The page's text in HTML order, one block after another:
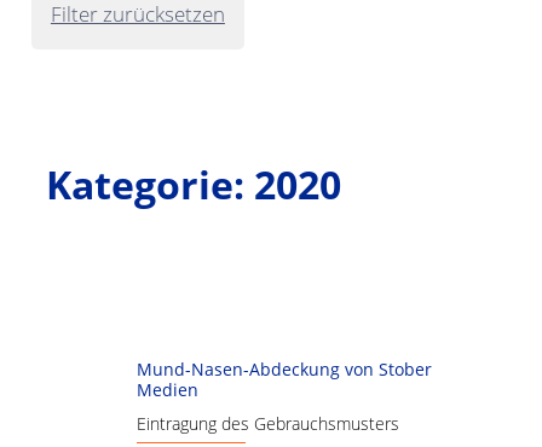
Filter zurücksetzen
Kategorie: 2020
Mund-Nasen-Abdeckung von Stober
Medien
Eintragung des Gebrauchsmusters